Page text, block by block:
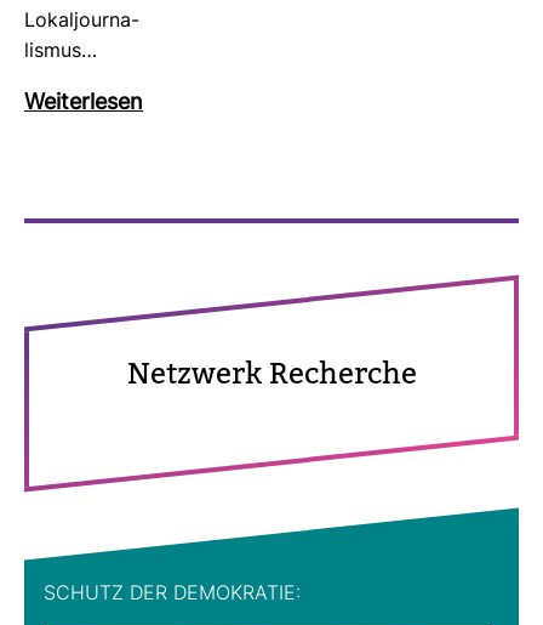
Lokal­jour­na­
lismus…
Wei­ter­lesen
Netz­werk Recherche
SCHUTZ DER DEMO­KRATIE: